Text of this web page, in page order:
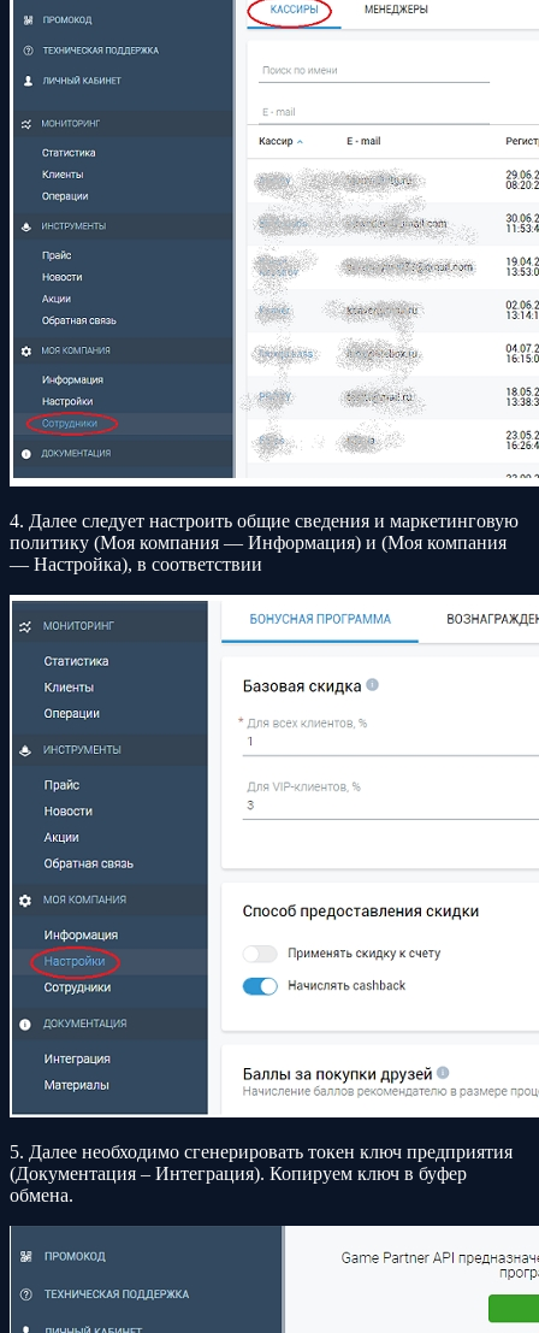
4. Далее следует настроить общие сведения и маркетинговую
политику (Моя компания — Информация) и (Моя компания
— Настройка), в соответствии
5. Далее необходимо сгенерировать токен ключ предприятия
(Документация – Интеграция). Копируем ключ в буфер
обмена.